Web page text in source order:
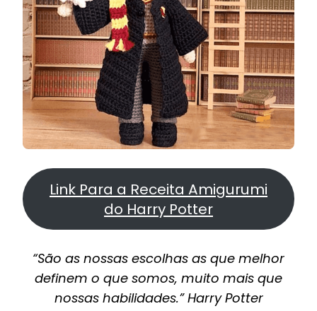
Link Para a Receita Amigurumi
do Harry Potter
“São as nossas escolhas as que melhor
definem o que somos, muito mais que
nossas habilidades.” Harry Potter